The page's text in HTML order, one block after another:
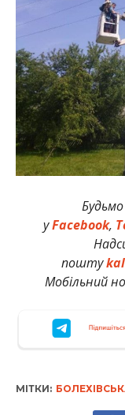
уFacebook,
пошту
Мобільний
МІТКИ: